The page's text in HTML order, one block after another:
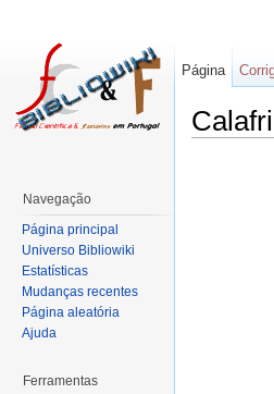
Página
Navegação
Página principal
Universo Bibliowiki
Estatísticas
Mudanças recentes
Página aleatória
Ajuda
Ferramentas